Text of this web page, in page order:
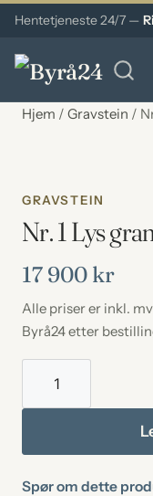
Hentetjeneste 24/7 —
Hjem / Gravstein /
GRAVSTEIN
Nr. 1 Lys
17 900 kr
Alle priser er inkl.
Byrå24 etter
granitt
antall
Spør om dette